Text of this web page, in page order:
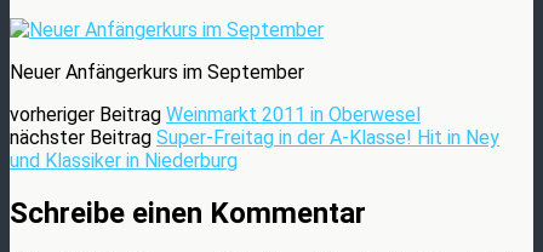
Neuer Anfängerkurs im September
vorheriger Beitrag Weinmarkt 2011 in Oberwesel
nächster Beitrag Super-Freitag in der A-Klasse! Hit in Ney
und Klassiker in Niederburg
Schreibe einen Kommentar